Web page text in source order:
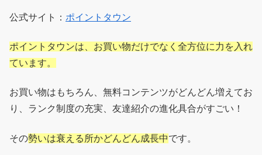
公式サイト： ポイントタウン
ポイントタウンは、お買い物だけでなく全方位に力を入れ
ています。
お買い物はもちろん、無料コンテンツがどんどん増えてお
り、ランク制度の充実、友達紹介の進化具合がすごい！
その勢いは衰える所かどんどん成長中です。